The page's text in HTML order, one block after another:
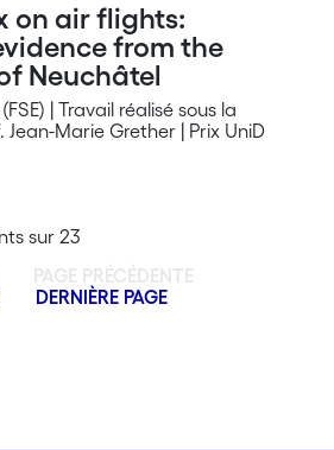
on air flights:
from the
Neuchâtel
| Travail réalisé sous la
Jean-Marie Grether | Prix UniD
sur 23
DERNIÈRE PAGE